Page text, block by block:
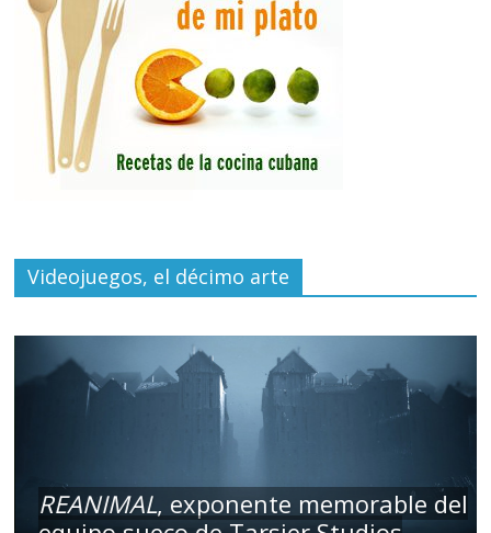
Videojuegos, el décimo arte
REANIMAL, exponente memorable del